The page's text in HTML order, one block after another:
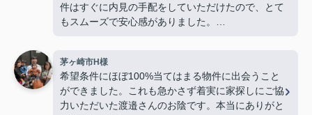
件はすぐに内見の手配をしていただけたので、とて
もスムーズで安心感がありました。
寧に接してくださり、「営業の方でこんなに優しく
て親切な方がいるんだ」と驚くほど素敵な方でし
た。子どももすっかり懐いていて、人柄の良さが伝
わってきました。
茅ヶ崎市H様
希望条件にほぼ100%当てはまる物件に出会うこと
ができました。これも急かさず着実に家探しにご協
力いただいた渡邉さんのお陰です。本当にありがと